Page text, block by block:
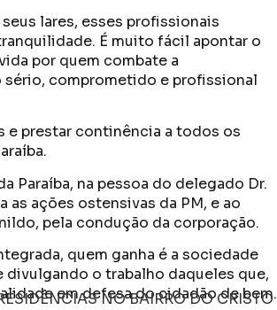
lares, esses profissionais
É muito fácil apontar o
por quem combate a
comprometido e profissional
e prestar continência a todos os
Paraíba, na pessoa do delegado Dr.
ações ostensivas da PM, e ao
pela condução da corporação.
quem ganha é a sociedade
divulgando o trabalho daqueles que,
em defesa do cidadão de bem.
NO BAIRRO DO CRISTO